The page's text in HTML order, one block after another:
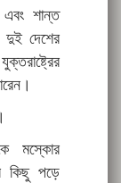
এবং শান্ত
দুই দেশের
মস্কোর
কিছু পড়ে